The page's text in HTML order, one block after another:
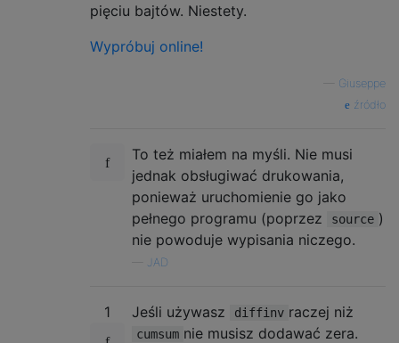
pięciu bajtów. Niestety.
Wypróbuj online!
Giuseppe
źródło
To też miałem na myśli. Nie musi
jednak obsługiwać drukowania,
ponieważ uruchomienie go jako
pełnego programu (poprzez
source )
nie powoduje wypisania niczego.
JAD
1 Jeśli używasz diffinv raczej niż
cumsum nie musisz dodawać zera.